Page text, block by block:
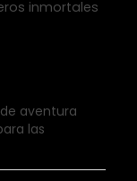
inmortales
de aventura
las